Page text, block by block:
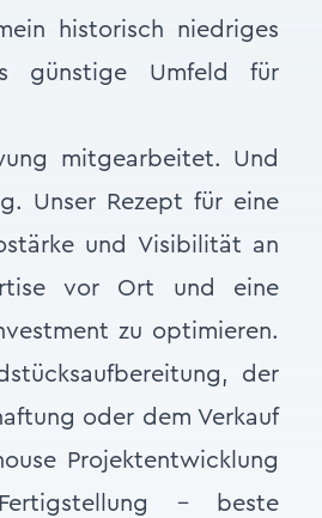
historisch niedriges
günstige Umfeld für
mitgearbeitet. Und
Unser Rezept für eine
und Visibilität an
vor Ort und eine
zu optimieren.
der
oder dem Verkauf
Projektentwicklung
– beste